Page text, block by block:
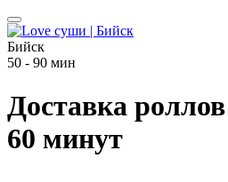
Бийск
50 - 90 мин
Доставка
60 минут